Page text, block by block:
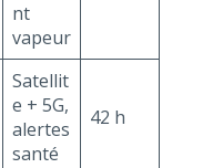
nt
vapeur
Satellit
e + 5G,
alertes
santé
42 h